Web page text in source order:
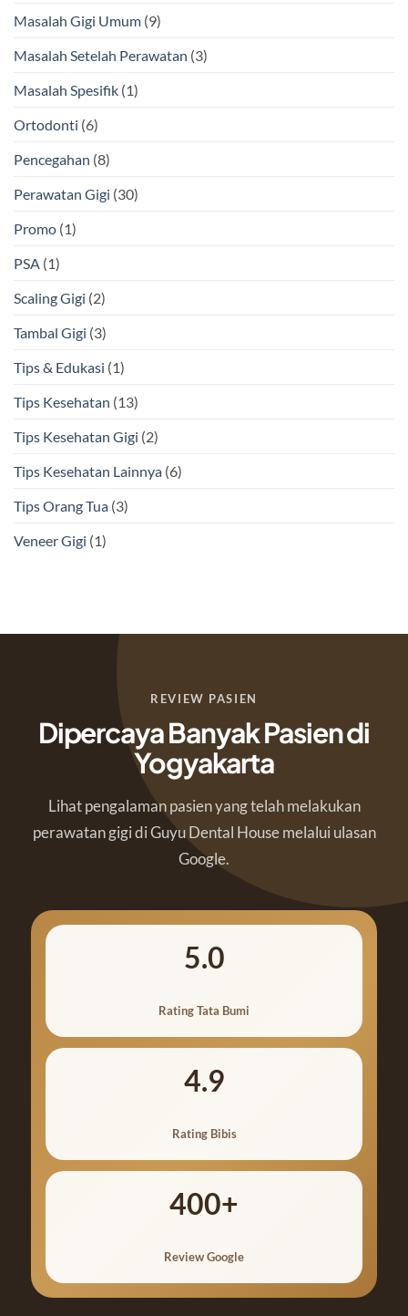
Masalah Gigi Umum (9)
Masalah Setelah Perawatan (3)
Masalah Spesifik (1)
Ortodonti (6)
Pencegahan (8)
Perawatan Gigi (30)
Promo (1)
PSA (1)
Scaling Gigi (2)
Tambal Gigi (3)
Tips & Edukasi (1)
Tips Kesehatan (13)
Tips Kesehatan Gigi (2)
Tips Kesehatan Lainnya (6)
Tips Orang Tua (3)
Veneer Gigi (1)
REVIEW PASIEN
Dipercaya Banyak Pasien di
Yogyakarta
Lihat pengalaman pasien yang telah melakukan
perawatan gigi di Guyu Dental House melalui ulasan
Google.
5.0
Rating Tata Bumi
4.9
Rating Bibis
400+
Review Google